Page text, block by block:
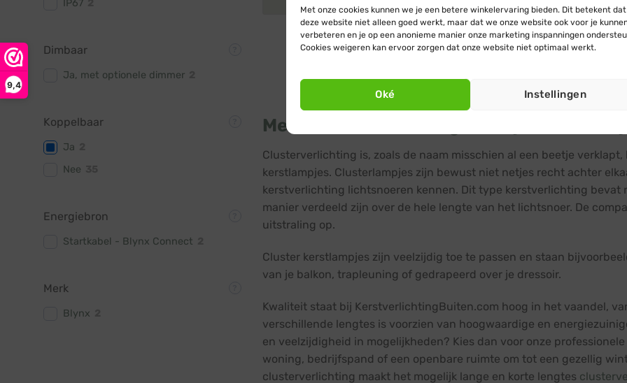
Met onze cookies kunnen we je een betere winkelervaring bieden. Dit betekent dat
deze website niet alleen goed werkt, maar dat we onze website ook voor je
verbeteren en je op een anonieme manier onze marketing inspanningen
Cookies weigeren kan ervoor zorgen dat onze website niet optimaal werkt.
Oké Instellingen
9,4
IP67
Dimbaar
Ja, met optionele dimmer
Koppelbaar
Ja
Nee
Energiebron
Startkabel - Blynx Connect
Merk
Blynx
Terug naar
Met clusterverlichting maak je van elk
Clusterverlichting is, zoals de naam misschien al een beetje
kerstlampjes. Clusterlampjes zijn bewust niet netjes recht achter
kerstverlichting lichtsnoeren kennen. Dit type kerstverlichting bevat
manier verdeeld zijn over de hele lengte van het lichtsnoer. De
uitstraling op.
Cluster kerstlampjes zijn veelzijdig toe te passen en staan
van je balkon, trapleuning of gedrapeerd over je dressoir.
Kwaliteit staat bij KerstverlichtingBuiten.com hoog in het vaandel,
verschillende lengtes is voorzien van hoogwaardige en
en veelzijdigheid in mogelijkheden? Kies dan voor onze
woning, bedrijfspand of een openbare ruimte om tot een gezellig
clusterverlichting maakt het mogelijk lange en korte lengtes